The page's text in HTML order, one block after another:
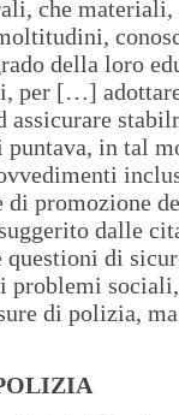
che materiali,
della loro
per […]
assicurare
in tal
di promozione
dalle
questioni di
problemi
di polizia,